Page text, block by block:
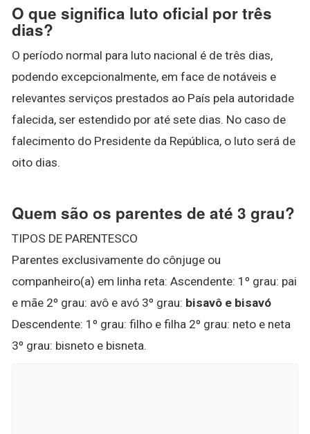
O que significa luto oficial por três
dias?
O período normal para luto nacional é de três dias,
podendo excepcionalmente, em face de notáveis e
relevantes serviços prestados ao País pela autoridade
falecida, ser estendido por até sete dias. No caso de
falecimento do Presidente da República, o luto será de
oito dias.
Quem são os parentes de até 3 grau?
TIPOS DE PARENTESCO
Parentes exclusivamente do cônjuge ou
companheiro(a) em linha reta: Ascendente: 1º grau: pai
e mãe 2º grau: avô e avó 3º grau: bisavô e bisavó
Descendente: 1º grau: filho e filha 2º grau: neto e neta
3º grau: bisneto e bisneta.